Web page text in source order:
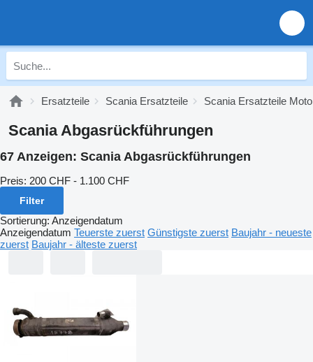
Ersatzteile Scania Ersatzteile Scania Ersatzteile
Scania Abgasrückführungen
67 Anzeigen: Scania Abgasrückführungen
Preis: 200 CHF - 1.100 CHF
Filter
Sortierung: Anzeigendatum
Anzeigendatum Teuerste zuerst Günstigste zuerst Baujahr - neueste
zuerst Baujahr - älteste zuerst